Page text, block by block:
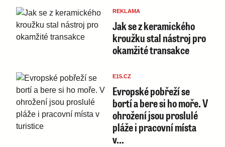
REKLAMA
Jak se z keramického
kroužku stal nástroj pro
okamžité transakce
E15.CZ
Evropské pobřeží se
bortí a bere si ho moře. V
ohrožení jsou proslulé
pláže i pracovní místa
v…